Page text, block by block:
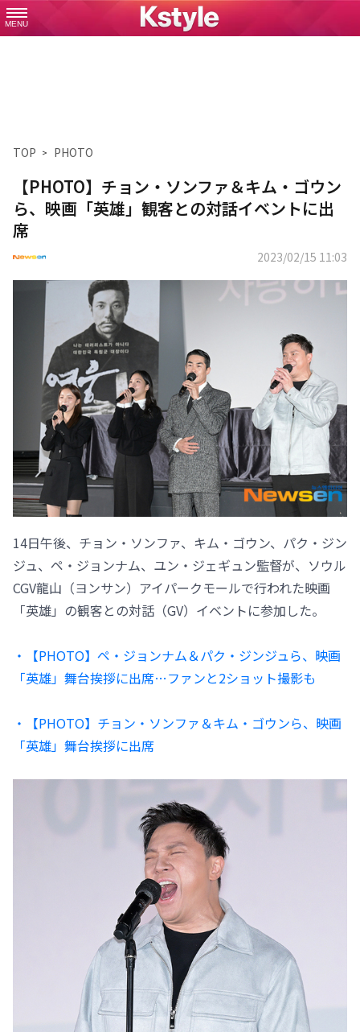
MENU
TOP PHOTO
【PHOTO】チョン・ソンファ＆キム・ゴウン
ら、映画「英雄」観客との対話イベントに出
席
2023/02/15 11:03
14日午後、チョン・ソンファ、キム・ゴウン、パク・ジン
ジュ、ペ・ジョンナム、ユン・ジェギュン監督が、ソウル
CGV龍山（ヨンサン）アイパークモールで行われた映画
「英雄」の観客との対話（GV）イベントに参加した。
・【PHOTO】ペ・ジョンナム＆パク・ジンジュら、映画
「英雄」舞台挨拶に出席…ファンと2ショット撮影も
・【PHOTO】チョン・ソンファ＆キム・ゴウンら、映画
「英雄」舞台挨拶に出席